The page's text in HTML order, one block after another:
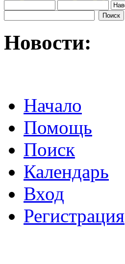
Новости:
Начало
Помощь
Поиск
Календарь
Вход
Регистрация